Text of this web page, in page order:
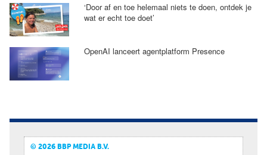
‘Door af en toe helemaal niets te doen, ontdek je
wat er echt toe doet’
OpenAI lanceert agentplatform Presence
© 2026 BBP MEDIA B.V.